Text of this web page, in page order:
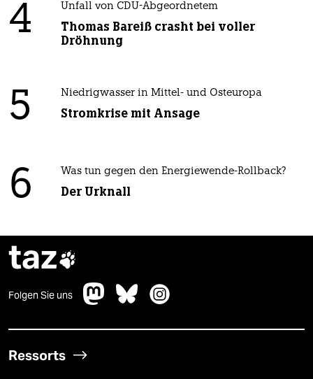
4 Unfall von CDU-Abgeordnetem
Thomas Bareiß crasht bei voller
Dröhnung
5 Niedrigwasser in Mittel- und Osteuropa
Stromkrise mit Ansage
6 Was tun gegen den Energiewende-Rollback?
Der Urknall
taz
Folgen Sie uns
Ressorts